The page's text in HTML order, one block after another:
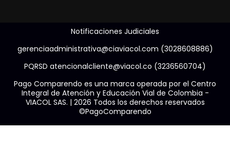
Notificaciones Judiciales
gerenciaadministrativa@ciaviacol.com (3028608886)
PQRSD atencionalcliente@viacol.co (3236560704)
Pago Comparendo es una marca operada por el Centro
Integral de Atención y Educación Vial de Colombia -
VIACOL SAS. | 2026 Todos los derechos reservados
©PagoComparendo